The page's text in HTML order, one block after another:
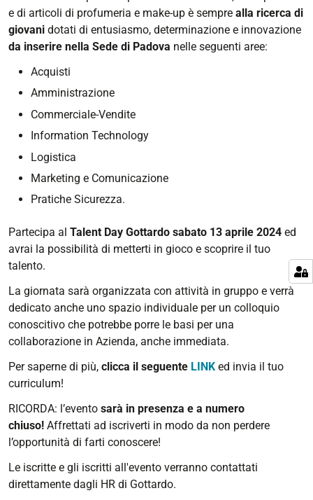
e di articoli di profumeria e make-up è sempre alla ricerca di
giovani dotati di entusiasmo, determinazione e innovazione
da inserire nella Sede di Padova nelle seguenti aree:
Acquisti
Amministrazione
Commerciale-Vendite
Information Technology
Logistica
Marketing e Comunicazione
Pratiche Sicurezza.
Partecipa al Talent Day Gottardo sabato 13 aprile 2024 ed
avrai la possibilità di metterti in gioco e scoprire il tuo
talento.
La giornata sarà organizzata con attività in gruppo e verrà
dedicato anche uno spazio individuale per un colloquio
conoscitivo che potrebbe porre le basi per una
collaborazione in Azienda, anche immediata.
Per saperne di più, clicca il seguente LINK ed invia il tuo
curriculum!
RICORDA: l’evento sarà in presenza e a numero
chiuso! Affrettati ad iscriverti in modo da non perdere
l’opportunità di farti conoscere!
Le iscritte e gli iscritti all'evento verranno contattati
direttamente dagli HR di Gottardo.